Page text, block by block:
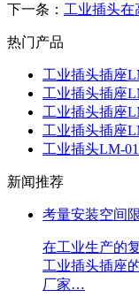
下一条： 工业插头在
热门产品
工业插头插座
工业插头插座
工业插头插座
工业插头插座
工业插头LM-
新闻推荐
考量安装空间
在工业生产的
工业插头插座
厂家…